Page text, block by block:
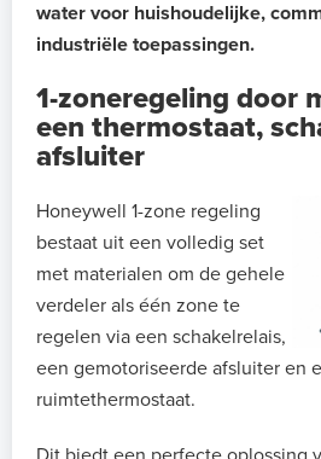
water voor huishoudelijke,
industriële toepassingen.
1-zoneregeling door
een thermostaat,
afsluiter
Honeywell 1-zone regeling
bestaat uit een volledig set
met materialen om de gehele
verdeler als één zone te
regelen via een schakelrelais,
een gemotoriseerde afsluiter en
ruimtethermostaat.